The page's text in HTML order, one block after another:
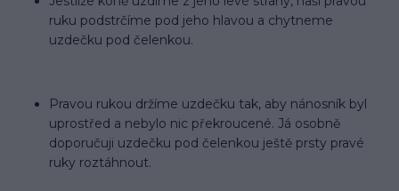
ruku podstrčíme pod jeho hlavou a chytneme
uzdečku pod čelenkou.
Pravou rukou držíme uzdečku tak, aby nánosník byl
uprostřed a nebylo nic překroucené. Já osobně
doporučuji uzdečku pod čelenkou ještě prsty pravé
ruky roztáhnout.